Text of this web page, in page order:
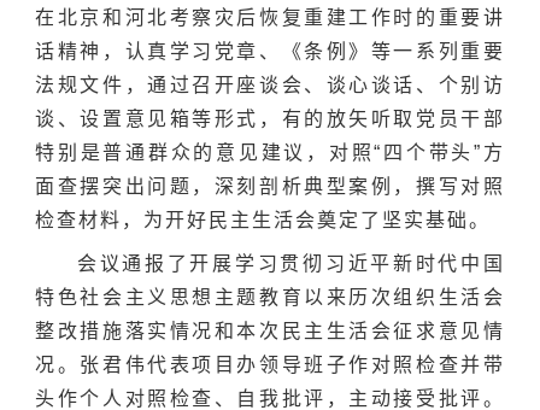
在北京和河北考察灾后恢复重建工作时的重要讲
话精神，认真学习党章、《条例》等一系列重要
法规文件，通过召开座谈会、谈心谈话、个别访
谈、设置意见箱等形式，有的放矢听取党员干部
特别是普通群众的意见建议，对照“四个带头”方
面查摆突出问题，深刻剖析典型案例，撰写对照
检查材料，为开好民主生活会奠定了坚实基础。
会议通报了开展学习贯彻习近平新时代中国
特色社会主义思想主题教育以来历次组织生活会
整改措施落实情况和本次民主生活会征求意见情
况。张君伟代表项目办领导班子作对照检查并带
头作个人对照检查、自我批评，主动接受批评。